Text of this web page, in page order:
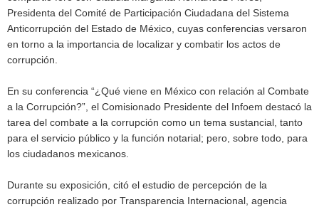
Presidenta del Comité de Participación Ciudadana del Sistema
Anticorrupción del Estado de México, cuyas conferencias versaron
en torno a la importancia de localizar y combatir los actos de
corrupción.
En su conferencia “¿Qué viene en México con relación al Combate
a la Corrupción?”, el Comisionado Presidente del Infoem destacó la
tarea del combate a la corrupción como un tema sustancial, tanto
para el servicio público y la función notarial; pero, sobre todo, para
los ciudadanos mexicanos.
Durante su exposición, citó el estudio de percepción de la
corrupción realizado por Transparencia Internacional, agencia